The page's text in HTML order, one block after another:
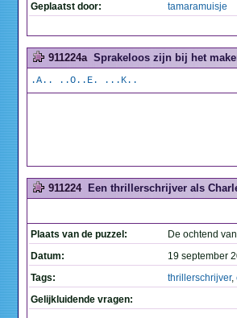
Geplaatst door: tamaramuisje
911224a Sprakeloos zijn bij het
.A.. ..O..E. ...K..
911224 Een thrillerschrijver als
Plaats van de puzzel:
De ochtend
Datum:
19 september
Tags:
thrillerschrijver,
Gelijkluidende vragen: